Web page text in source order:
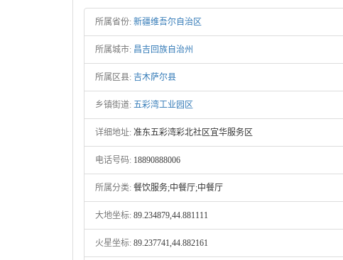
所属省份: 新疆维吾尔自治区
所属城市: 昌吉回族自治州
所属区县: 吉木萨尔县
乡镇街道: 五彩湾工业园区
详细地址: 准东五彩湾彩北社区宜华服务区
电话号码: 18890888006
所属分类: 餐饮服务;中餐厅;中餐厅
大地坐标: 89.234879,44.881111
火星坐标: 89.237741,44.882161